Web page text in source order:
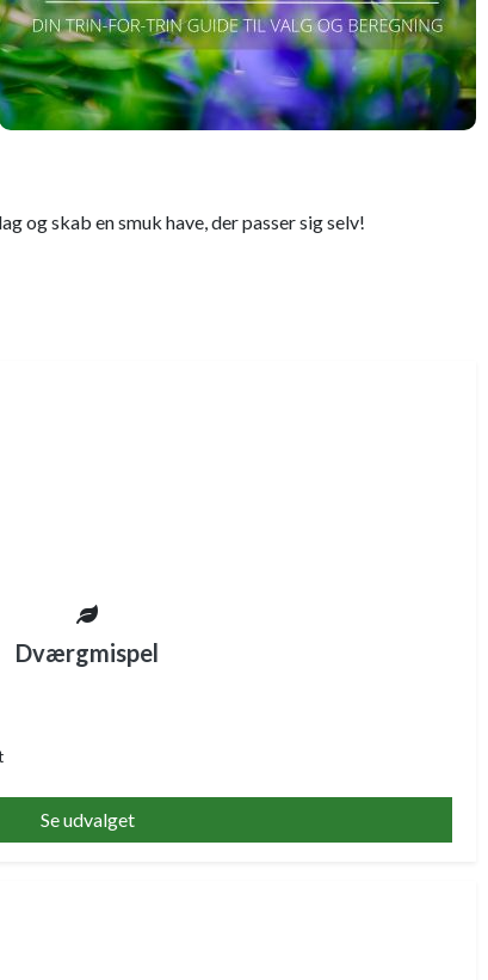
og skab en smuk have, der passer sig selv!
Dværgmispel
Se udvalget